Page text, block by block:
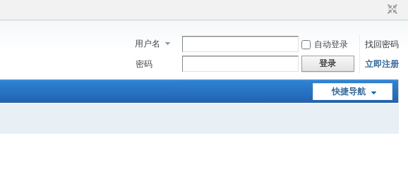
用户名 自动登录
找回密码
密码
登录 立即注册
快捷导航